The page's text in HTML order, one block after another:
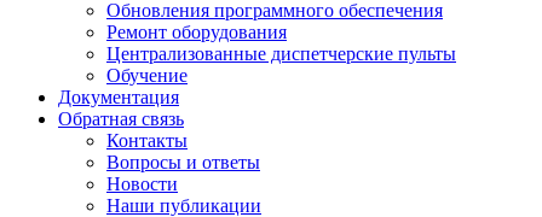
Обновления программного обеспечения
Ремонт оборудования
Централизованные диспетчерские пульты
Обучение
Документация
Обратная связь
Контакты
Вопросы и ответы
Новости
Наши публикации